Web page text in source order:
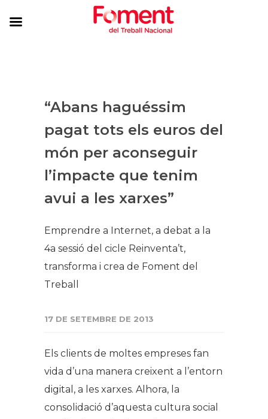
​“Abans haguéssim
pagat tots els euros del
món per aconseguir
l’impacte que tenim
avui a les xarxes”​​​​​
​Emprendre a Internet, a debat a la
4a sessió del cicle Reinventa’t,
transforma i crea de Foment del
Treball
17 DE SETEMBRE DE 2013
Els clients de moltes empreses fan
vida d’una manera creixent a l’entorn
digital, a les xarxes. Alhora, la
consolidació d’aquesta cultura social